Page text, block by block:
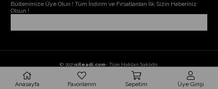
Bültenimize Üye Olun ! Tüm İndirim ve Fırsatlardan İlk Sizin Haberiniz
Olsun !
© 2023siteadi.com- Tüm Hakları Saklıdır.
Anasayfa Favorilerim Sepetim Üye Girişi